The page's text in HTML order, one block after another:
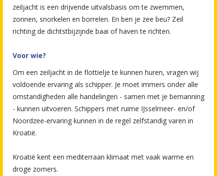
zeiljacht is een drijvende uitvalsbasis om te zwemmen,
zonnen, snorkelen en borrelen. En ben je zee beu? Zeil
richting de dichtstbijzijnde baai of haven te richten.
Voor wie?
Om een zeiljacht in de flottielje te kunnen huren, vragen wij
voldoende ervaring als schipper. Je moet immers onder alle
omstandigheden alle handelingen - samen met je bemanning
- kunnen uitvoeren. Schippers met ruime IJsselmeer- en/of
Noordzee-ervaring kunnen in de regel zelfstandig varen in
Kroatië.
Kroatië kent een mediterraan klimaat met vaak warme en
droge zomers.